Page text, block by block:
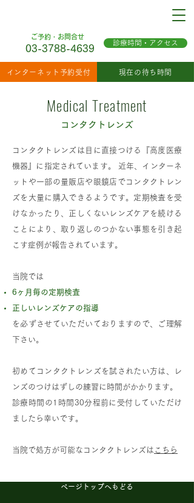
ご予約・お問合せ
03-3788-4639
診療時間・アクセス
インターネット予約受付 現在の待ち時間
Medical Treatment
コンタクトレンズ
コンタクトレンズは目に直接つける『高度医療
機器』に指定されています。 近年、インターネ
ットや一部の量販店や眼鏡店でコンタクトレン
ズを大量に購入できるようです。定期検査を受
けなかったり、正しくないレンズケアを続ける
ことにより、取り返しのつかない事態を引き起
こす症例が報告されています。
当院では
6ヶ月毎の定期検査
正しいレンズケアの指導
を必ずさせていただいておりますので、ご理解
下さい。
初めてコンタクトレンズを試されたい方は、レ
ンズのつけはずしの練習に時間がかかります。
診療時間の1時間30分程前に受付していただけ
ましたら幸いです。
当院で処方が可能な​ コンタクトレンズは こちら
ページトップへもどる